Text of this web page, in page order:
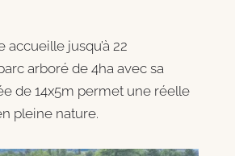
jusqu’à 22
arboré de 4ha avec sa
de 14x5m permet une réelle
pleine nature.